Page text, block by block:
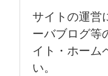
サイトの運営
ーバブログ等
イト・ホーム
い。